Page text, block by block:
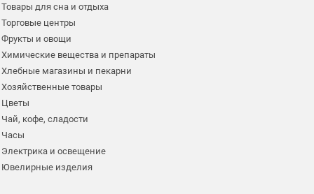
Товары для сна и отдыха
Торговые центры
Фрукты и овощи
Химические вещества и препараты
Хлебные магазины и пекарни
Хозяйственные товары
Цветы
Чай, кофе, сладости
Часы
Электрика и освещение
Ювелирные изделия